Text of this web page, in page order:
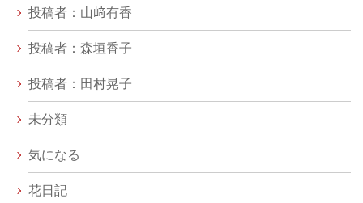
投稿者：山﨑有香
投稿者：森垣香子
投稿者：田村晃子
未分類
気になる
花日記